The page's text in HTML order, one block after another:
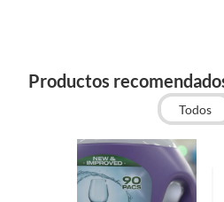
Productos
Todos